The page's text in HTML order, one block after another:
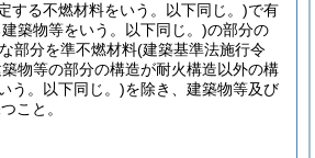
する不燃材料をいう。以下同じ。)で有
築物等をいう。以下同じ。)の部分の
部分を準不燃材料(建築基準法施行令
物等の部分の構造が耐火構造以外の構
う。以下同じ。)を除き、建築物等及び
こと。